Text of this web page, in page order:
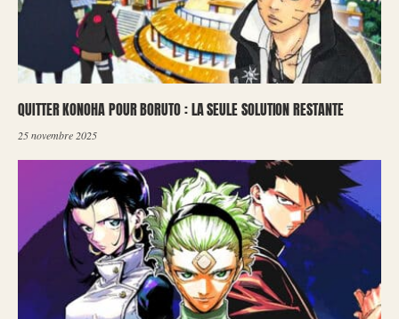
QUITTER KONOHA POUR BORUTO : LA SEULE SOLUTION RESTANTE
25 novembre 2025